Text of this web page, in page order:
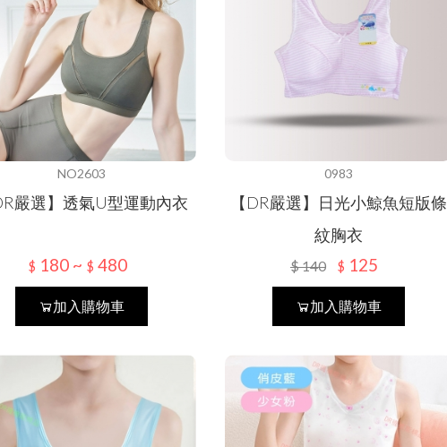
幼童專區
防風裙
保暖衣褲
保暖手套
保暖襪類
貝柔國際
貝寶
KAEPA
DR嚴選
NO2603
嚴選】透氣U型運動內衣
$ 180 ~ $ 480
加入購物車
0983
【DR嚴選】日光小鯨魚短版條
紋胸衣
$140 $ 125
加入購物車